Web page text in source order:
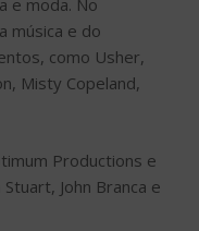
e moda. No
música e do
como Usher,
Misty Copeland,
Productions e
John Branca e